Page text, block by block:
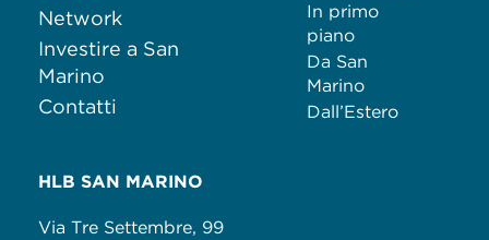
Network
Investire a San
Marino
Contatti
In primo
piano
Da San
Marino
Dall’Estero
HLB SAN MARINO
Via Tre Settembre, 99